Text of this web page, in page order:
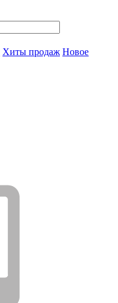
Хиты продаж Новое